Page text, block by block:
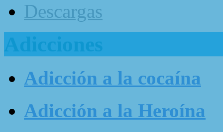
Descargas
Adicciones
Adicción a la cocaína
Adicción a la Heroína